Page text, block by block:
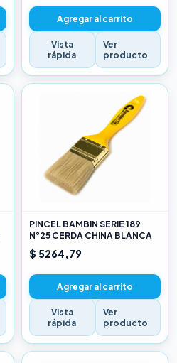
Agregar al carrito
Vista
rápida
Ver
producto
PINCEL BAMBIN SERIE 189
N°25 CERDA CHINA BLANCA
$ 5264,79
Agregar al carrito
Vista
rápida
Ver
producto